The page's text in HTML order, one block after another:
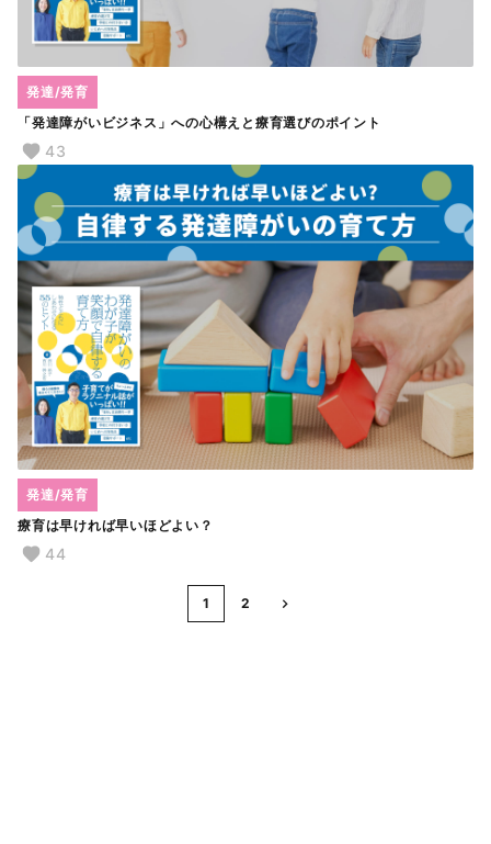
「発達障がいビジネス」への心構えと療育選びのポイント
発達/発育
43
療育は早ければ早いほどよい？
発達/発育
44
1 2